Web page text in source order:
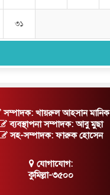
৩১
সম্পাদক: খায়রুল আহসান মানিক
ব্যবস্থাপনা সম্পাদক: আবু মুছা
সহ-সম্পাদক: ফারুক হোসেন
যোগাযোগ:
কুমিল্লা-৩৫০০